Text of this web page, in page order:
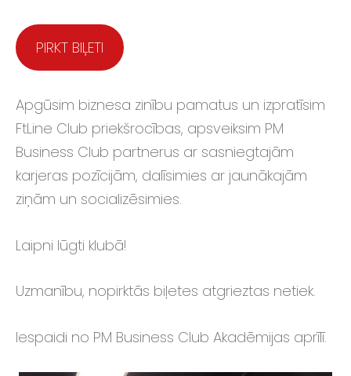
PIRKT BIĻETI
Apgūsim biznesa zinību pamatus un izpratīsim
FtLine Club priekšrocības, apsveiksim PM
Business Club partnerus ar sasniegtajām
karjeras pozīcijām, dalīsimies ar jaunākajām
ziņām un socializēsimies.
Laipni lūgti klubā!
Uzmanību, nopirktās biļetes atgrieztas netiek.
Iespaidi no PM Business Club Akadēmijas aprīlī.